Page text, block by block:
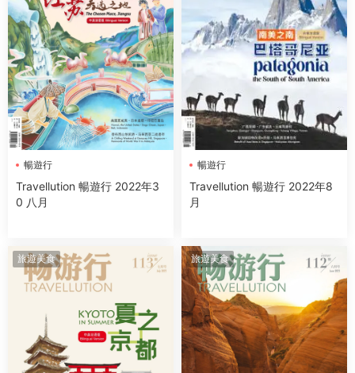
暢遊行
Travellution 暢遊行 2022年3
0 八月
暢遊行
Travellution 暢遊行 2022年8
月
旅遊美食 旅遊美食